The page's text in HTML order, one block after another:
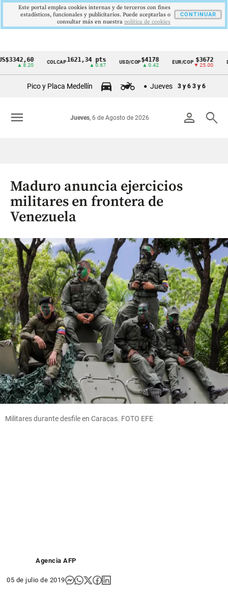
Cintillo
Colombia
COLCAP1621,34 pts USD/COP$4178
▲ 0.42
EUR/COP $3672
▼ 25.00
Pico y Placa Medellín Jueves 3 y 6 3 y 6
person search
Jueves, 6 de Agosto de 2026
menu
Maduro anuncia ejercicios
militares en frontera de
Venezuela
Militares durante desfile en Caracas. FOTO EFE
Agencia AFP
05 de julio de 2019
Este portal emplea cookies internas y de terceros con fines
estadísticos, funcionales y publicitarios. Puede aceptarlas o
consultar más en nuestra politica de cookies
CONTINUAR